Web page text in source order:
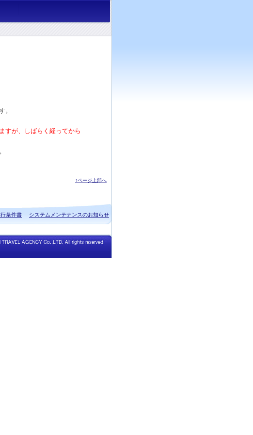
。
すが、しばらく経ってから
↑ページ上部へ
条件書 システムメンテナンスのお知らせ